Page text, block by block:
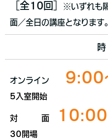
［全10回］
※いずれも
面／全日の講座となります。
オンライン
5入室開始
対 面
30開場